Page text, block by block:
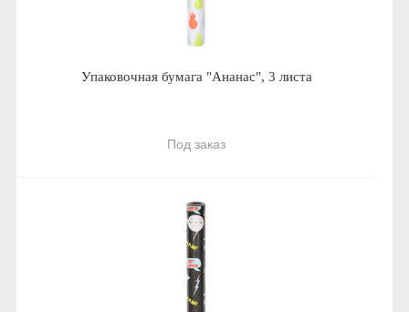
Упаковочная бумага "Ананас", 3 листа
Под заказ